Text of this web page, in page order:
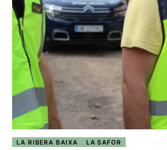
LA RIBERA BAIXA LA SAFOR